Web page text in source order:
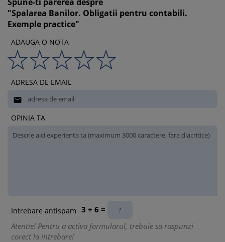
"Spalarea Banilor. Obligatii pentru contabili.
Exemple practice"
ADAUGA O NOTA
ADRESA DE EMAIL

OPINIA TA
Intrebare antispam 3 + 6 =
Atentie! Pentru a activa formularul, trebuie sa raspunzi
corect la intrebare!